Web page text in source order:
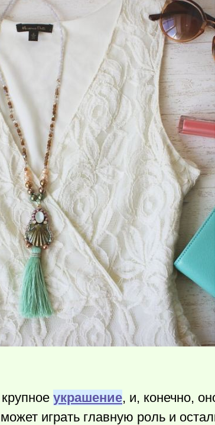
украшение, и, конечно,
играть главную роль и